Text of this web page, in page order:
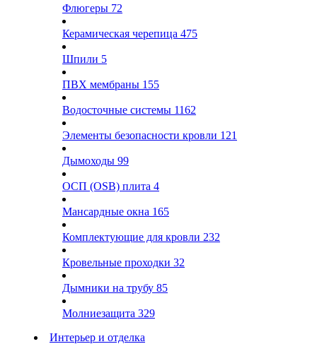
Флюгеры 72
Керамическая черепица 475
Шпили 5
ПВХ мембраны 155
Водосточные системы 1162
Элементы безопасности кровли 121
Дымоходы 99
ОСП (OSB) плита 4
Мансардные окна 165
Комплектующие для кровли 232
Кровельные проходки 32
Дымники на трубу 85
Молниезащита 329
Интерьер и отделка